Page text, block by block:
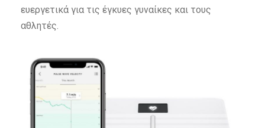
ευεργετικά για τις έγκυες γυναίκες και τους
αθλητές.